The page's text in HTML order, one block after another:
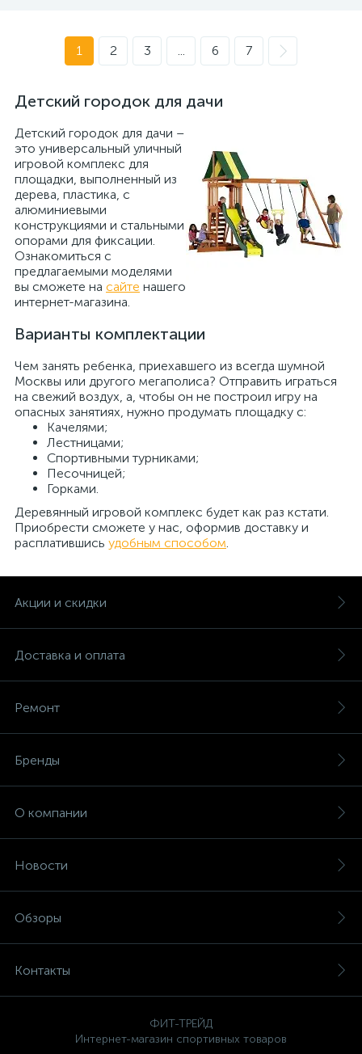
1 2 3 ... 6 7
Детский городок для дачи
Детский городок для дачи –
это универсальный уличный
игровой комплекс для
площадки, выполненный из
дерева, пластика, с
алюминиевыми
конструкциями и стальными
опорами для фиксации.
Ознакомиться с
предлагаемыми моделями
вы сможете на сайте нашего
интернет-магазина.
Варианты комплектации
Чем занять ребенка, приехавшего из всегда шумной
Москвы или другого мегаполиса? Отправить играться
на свежий воздух, а, чтобы он не построил игру на
опасных занятиях, нужно продумать площадку с:
Качелями;
Лестницами;
Спортивными турниками;
Песочницей;
Горками.
Деревянный игровой комплекс будет как раз кстати.
Приобрести сможете у нас, оформив доставку и
расплатившись удобным способом.
Акции и скидки
Доставка и оплата
Ремонт
Бренды
О компании
Новости
Обзоры
Контакты
ФИТ-ТРЕЙД
Интернет-магазин спортивных товаров